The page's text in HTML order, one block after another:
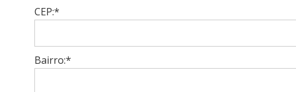
CEP:*
Bairro:*